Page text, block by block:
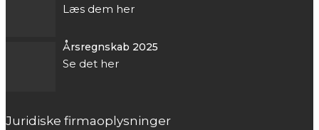
Læs dem her
Årsregnskab 2025
Se det her
Juridiske firmaoplysninger